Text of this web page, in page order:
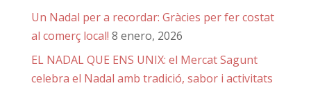
Un Nadal per a recordar: Gràcies per fer costat
al comerç local! 8 enero, 2026
EL NADAL QUE ENS UNIX: el Mercat Sagunt
celebra el Nadal amb tradició, sabor i activitats